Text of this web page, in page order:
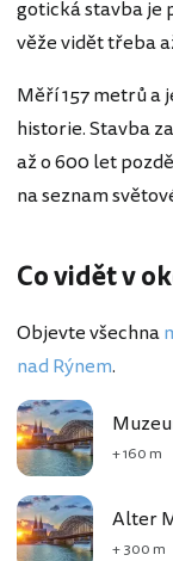
gotická stavba je
věže vidět třeba
Měří 157 metrů a
historie. Stavba
až o 600 let
na seznam
Co vidět v
Objevte všechna
nad Rýnem.
+ 160 m
Alter
+ 300 m